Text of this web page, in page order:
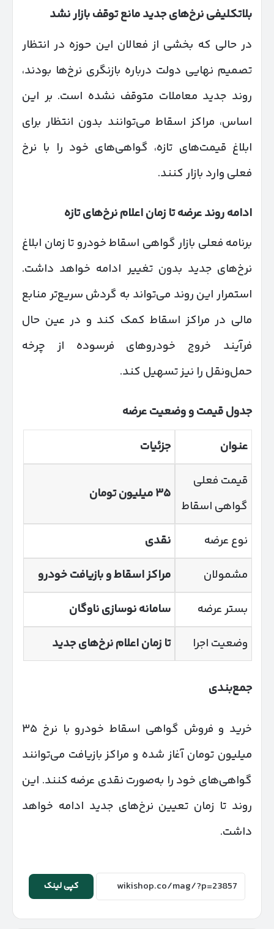
بلاتکلیفی نرخ‌های جدید مانع توقف بازار نشد
در حالی که بخشی از فعالان این حوزه در انتظار
تصمیم نهایی دولت درباره بازنگری نرخ‌ها بودند،
روند جدید معاملات متوقف نشده است. بر این
اساس، مراکز اسقاط می‌توانند بدون انتظار برای
ابلاغ قیمت‌های تازه، گواهی‌های خود را با نرخ
فعلی وارد بازار کنند.
ادامه روند عرضه تا زمان اعلام نرخ‌های تازه
برنامه فعلی بازار گواهی اسقاط خودرو تا زمان ابلاغ
نرخ‌های جدید بدون تغییر ادامه خواهد داشت.
استمرار این روند می‌تواند به گردش سریع‌تر منابع
مالی در مراکز اسقاط کمک کند و در عین حال
فرآیند خروج خودروهای فرسوده از چرخه
حمل‌ونقل را نیز تسهیل کند.
جدول قیمت و وضعیت عرضه
عنوان
جزئیات
قیمت فعلی
گواهی اسقاط
۳۵ میلیون تومان
نوع عرضه
نقدی
مشمولان
مراکز اسقاط و بازیافت خودرو
بستر عرضه
سامانه نوسازی ناوگان
وضعیت اجرا
تا زمان اعلام نرخ‌های جدید
جمع‌بندی
خرید و فروش گواهی اسقاط خودرو با نرخ ۳۵
میلیون تومان آغاز شده و مراکز بازیافت می‌توانند
گواهی‌های خود را به‌صورت نقدی عرضه کنند. این
روند تا زمان تعیین نرخ‌های جدید ادامه خواهد
داشت.
کپی لینک